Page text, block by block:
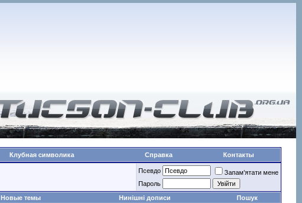
Клубная символика Справка Контакты
Псевдо
Запам'ятати мене
Пароль
Новые темы Нинішні дописи Пошук